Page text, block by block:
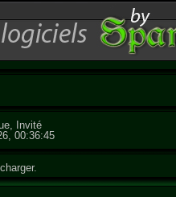
Invité
00:36:45